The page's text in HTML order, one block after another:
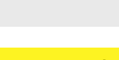
內